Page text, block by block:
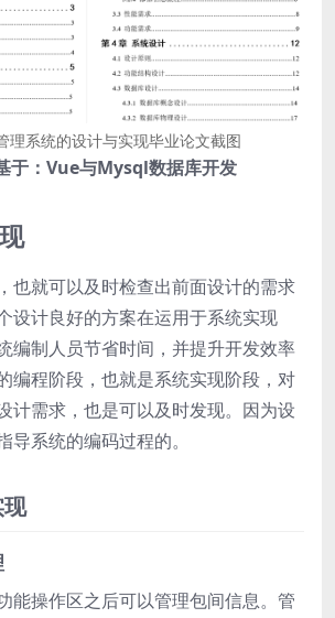
理系统的设计与实现毕业论文截图
于：Vue与Mysql数据库开发
也就可以及时检查出前面设计的需求
设计良好的方案在运用于系统实现
编制人员节省时间，并提升开发效率
编程阶段，也就是系统实现阶段，对
计需求，也是可以及时发现。因为设
导系统的编码过程的。
能操作区之后可以管理包间信息。管